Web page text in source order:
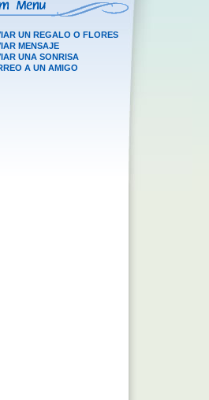
UN REGALO O FLORES
MENSAJE
UNA SONRISA
A UN AMIGO